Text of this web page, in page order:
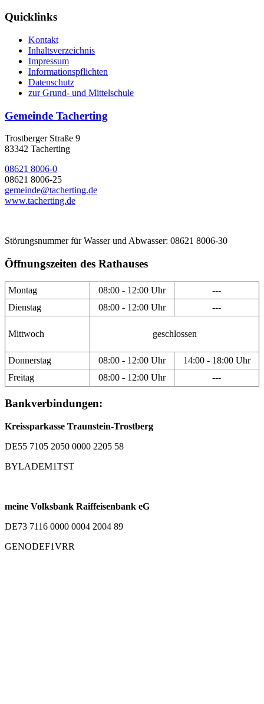
Quicklinks
Kontakt
Inhaltsverzeichnis
Impressum
Informationspflichten
Datenschutz
zur Grund- und Mittelschule
Gemeinde Tacherting
Trostberger Straße 9
83342 Tacherting
08621 8006-0
08621 8006-25
gemeinde@tacherting.de
www.tacherting.de
Störungsnummer für Wasser und Abwasser: 08621 8006-30
Öffnungszeiten des Rathauses
Montag 08:00 - 12:00 Uhr
---
Dienstag
08:00 - 12:00 Uhr ---
Mittwoch geschlossen
Donnerstag 08:00 - 12:00 Uhr
14:00 - 18:00 Uhr
Freitag
08:00 - 12:00 Uhr ---
Bankverbindungen:
Kreissparkasse Traunstein-Trostberg
DE55 7105 2050 0000 2205 58
BYLADEM1TST
meine Volksbank Raiffeisenbank eG
DE73 7116 0000 0004 2004 89
GENODEF1VRR